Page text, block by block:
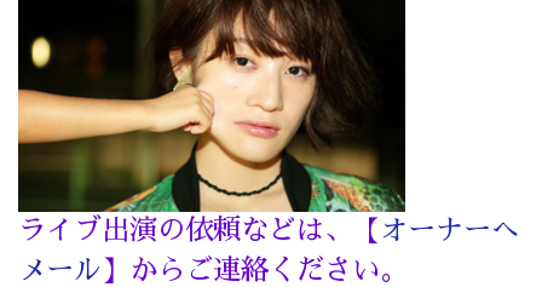
ライブ出演の依頼などは、【 オーナーへ
メール 】からご連絡ください。